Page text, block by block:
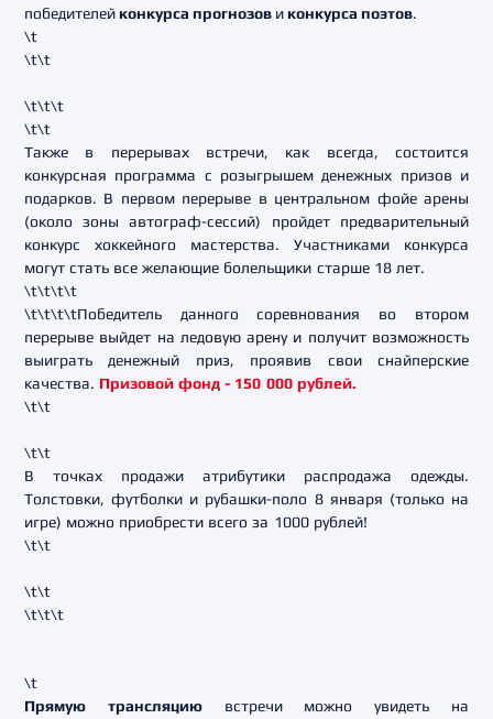
победителейконкурса прогнозов иконкурса поэтов.
\t
\t\t
\t\t\t
\t\t
Также в перерывах встречи, как всегда, состоится
конкурсная программа с розыгрышем денежных призов и
подарков. В первом перерыве в центральном фойе арены
(около зоны автограф-сессий) пройдет предварительный
конкурс хоккейного мастерства. Участниками конкурса
могут стать все желающие болельщики старше 18 лет.
\t\t\t\t
\t\t\t\tПобедитель данного соревнования во втором
перерыве выйдет на ледовую арену и получит возможность
выиграть денежный приз, проявив свои снайперские
качества. Призовой фонд - 150 000 рублей.
\t\t
\t\t
В точках продажи атрибутики распродажа одежды.
Толстовки, футболки и рубашки-поло 8 января (только на
игре) можно приобрести всего за 1000 рублей!
\t\t
\t\t
\t\t\t
\t
Прямую трансляциювстречи можно увидеть на